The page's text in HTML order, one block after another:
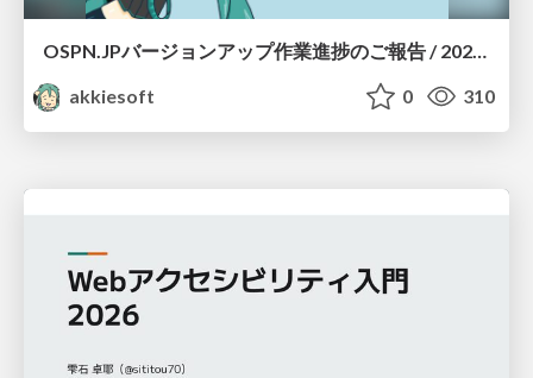
OSPN.JPバージョンアップ作業進捗のご報告 / 20260801-osc26kyoto
akkiesoft
0 310